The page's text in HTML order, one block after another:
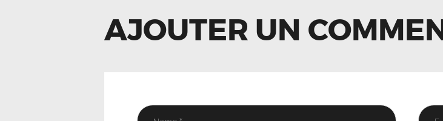
AJOUTER UN